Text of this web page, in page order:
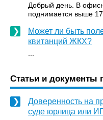
Добрый день. В
поднимается выше
Может ли быть
квитанций ЖКХ?
Статьи и документы
Доверенность на
суде юрлица или